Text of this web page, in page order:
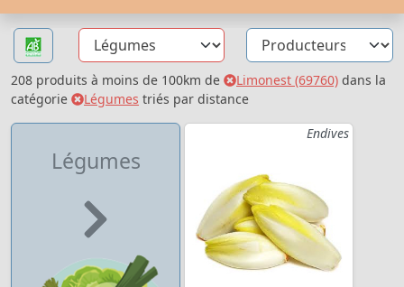
208 produits à moins de 100km de Limonest (69760) dans la
catégorie
Légumes triés par distance
Légumes
Endives